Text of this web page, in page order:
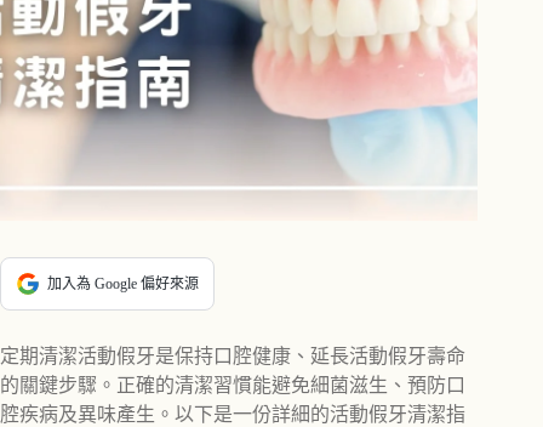
加入為 Google 偏好來源
定期清潔活動假牙是保持口腔健康、延長活動假牙壽命
的關鍵步驟。正確的清潔習慣能避免細菌滋生、預防口
腔疾病及異味產生。以下是一份詳細的活動假牙清潔指